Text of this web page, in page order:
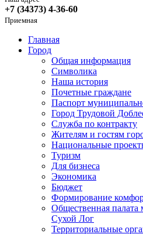
+7 (34373) 4-36-60
Приемная
Главная
Город
Общая информация
Символика
Наша история
Почетные граждане
Паспорт
Город Трудовой
Служба по контракту
Жителям и гостям
Национальные
Туризм
Для бизнеса
Экономика
Бюджет
Формирование
Общественная палата
Сухой Лог
Территориальные